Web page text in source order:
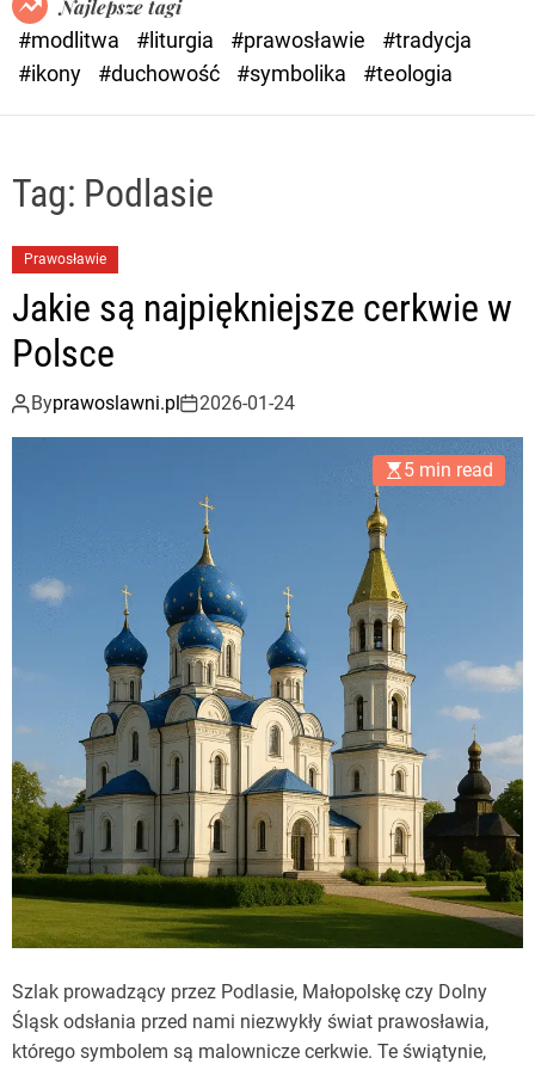
e
Najlepsze tagi
#modlitwa
#liturgia #prawosławie
#tradycja
#ikony
#duchowość #symbolika #teologia
Tag: Podlasie
Prawosławie
Jakie są najpiękniejsze cerkwie w
Polsce
Byprawoslawni.pl 2026-01-24
5 min read
Szlak prowadzący przez Podlasie, Małopolskę czy Dolny
Śląsk odsłania przed nami niezwykły świat prawosławia,
którego symbolem są malownicze cerkwie. Te świątynie,